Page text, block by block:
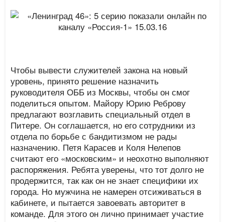
Чтобы вывести служителей закона на новый
уровень, принято решение назначить
руководителя ОББ из Москвы, чтобы он смог
поделиться опытом. Майору Юрию Реброву
предлагают возглавить специальный отдел в
Питере. Он соглашается, но его сотрудники из
отдела по борьбе с бандитизмом не рады
назначению. Петя Карасев и Коля Нелепов
считают его «московским» и неохотно выполняют
распоряжения. Ребята уверены, что тот долго не
продержится, так как он не знает специфики их
города. Но мужчина не намерен отсиживаться в
кабинете, и пытается завоевать авторитет в
команде. Для этого он лично принимает участие